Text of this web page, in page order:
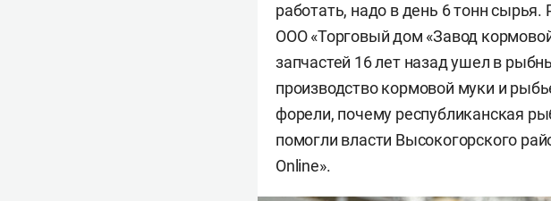
работать, надо в день 6 тонн
ООО «Торговый дом «Завод
запчастей 16 лет назад ушел в
производство кормовой муки и
форели, почему республиканская
помогли власти Высокогорского
Online».